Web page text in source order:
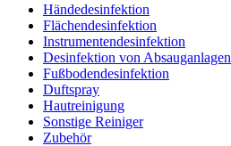
Händedesinfektion
Flächendesinfektion
Instrumentendesinfektion
Desinfektion von Absauganlagen
Fußbodendesinfektion
Duftspray
Hautreinigung
Sonstige Reiniger
Zubehör